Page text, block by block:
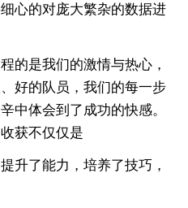
心的对庞大繁杂的数据进
的是我们的激情与热心，
好的队员，我们的每一步
中体会到了成功的快感。
获不仅仅是
升了能力，培养了技巧，